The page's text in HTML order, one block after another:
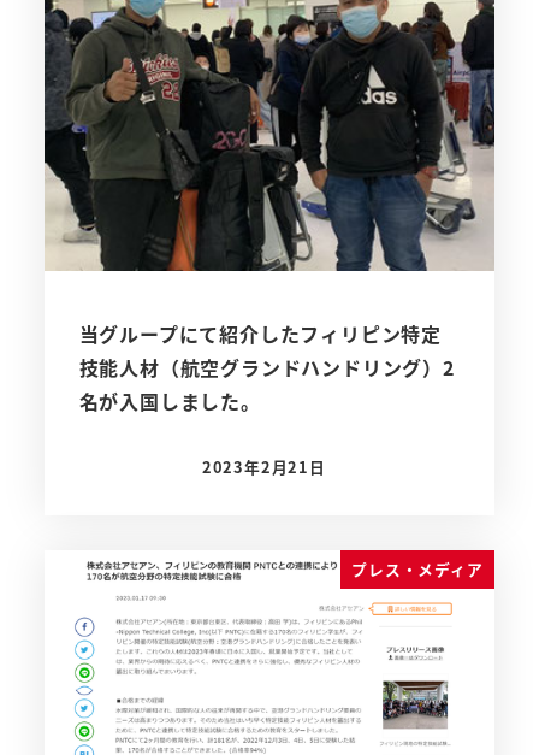
当グループにて紹介したフィリピン特定
技能人材（航空グランドハンドリング）2
名が入国しました。
投稿日
2023年2月21日
プレス・メディア